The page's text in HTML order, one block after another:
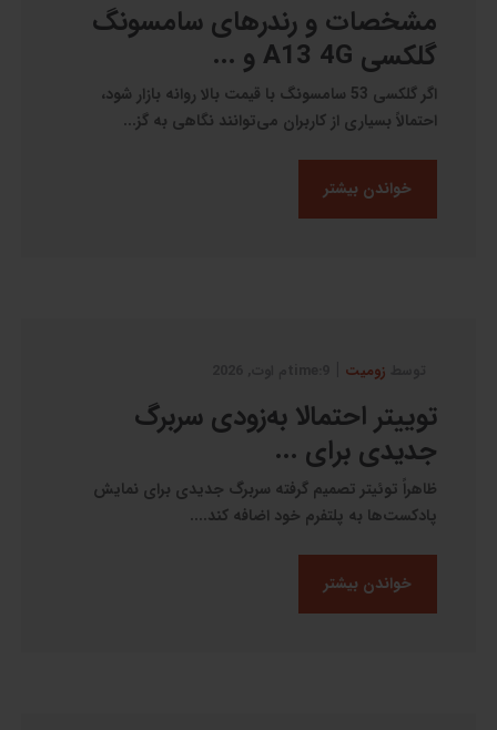
مشخصات و رندرهای سامسونگ
گلکسی A13 4G و ...
اگر گلکسی 53 سامسونگ با قیمت بالا روانه‌ بازار شود،
احتمالاً بسیاری از کاربران می‌توانند نگاهی به گز...
خواندن بیشتر
زومیت
توییتر احتمالا به‌زودی سربرگ
جدیدی برای ...
ظاهراً توئیتر تصمیم گرفته سربرگ جدیدی برای نمایش
پادکست‌ها به پلتفرم خود اضافه کند....
خواندن بیشتر